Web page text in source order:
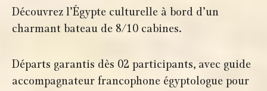
Découvrez l’Égypte culturelle à bord d’un
charmant bateau de 8/10 cabines.
Départs garantis dès 02 participants, avec guide
accompagnateur francophone égyptologue pour